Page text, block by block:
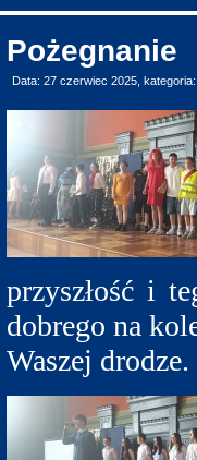
Pożegnanie
Data: 27 czerwiec 2025,
przyszłość i
dobrego na
Waszej drodze.